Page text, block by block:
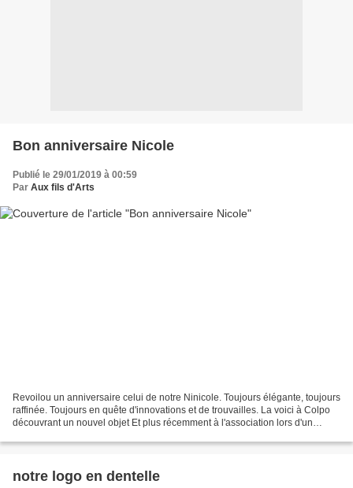
Bon anniversaire Nicole
Publié le 29/01/2019 à 00:59
Par Aux fils d'Arts
Revoilou un anniversaire celui de notre Ninicole. Toujours élégante, toujours
raffinée. Toujours en quête d'innovations et de trouvailles. La voici à Colpo
découvrant un nouvel objet Et plus récemment à l'association lors d'un
notre logo en dentelle